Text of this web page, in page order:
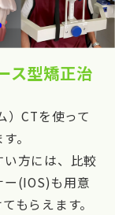
ス型矯正治
）CTを使って
。
方には、比較
(IOS)も用意
もらえます。